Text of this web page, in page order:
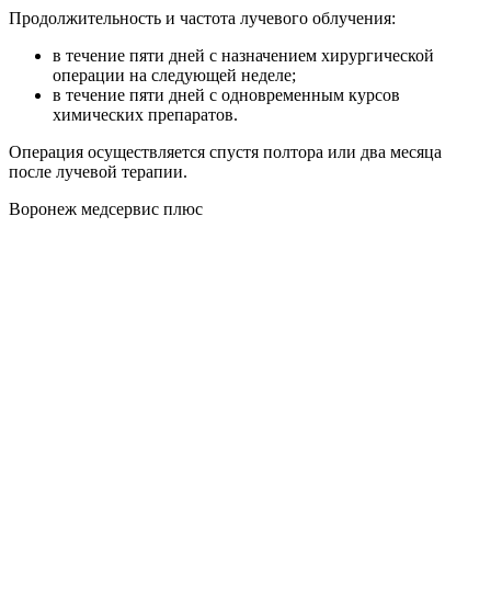
Продолжительность и частота лучевого облучения:
в течение пяти дней с назначением хирургической
операции на следующей неделе;
в течение пяти дней с одновременным курсов
химических препаратов.
Операция осуществляется спустя полтора или два месяца
после лучевой терапии.
Воронеж медсервис плюс